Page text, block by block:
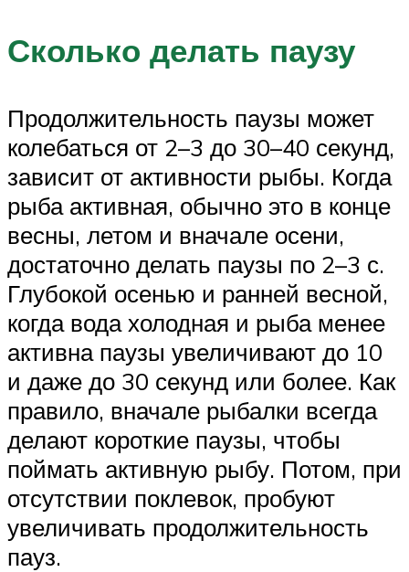
Сколько делать паузу
Продолжительность паузы может
колебаться от 2–3 до 30–40 секунд,
зависит от активности рыбы. Когда
рыба активная, обычно это в конце
весны, летом и вначале осени,
достаточно делать паузы по 2–3 с.
Глубокой осенью и ранней весной,
когда вода холодная и рыба менее
активна паузы увеличивают до 10
и даже до 30 секунд или более. Как
правило, вначале рыбалки всегда
делают короткие паузы, чтобы
поймать активную рыбу. Потом, при
отсутствии поклевок, пробуют
увеличивать продолжительность
пауз.